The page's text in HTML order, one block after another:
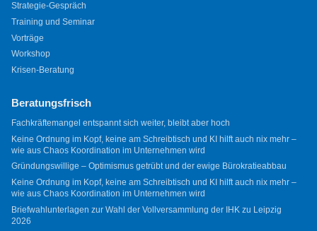
Strategie-Gespräch
Training und Seminar
Vorträge
Workshop
Krisen-Beratung
Beratungsfrisch
Fachkräftemangel entspannt sich weiter, bleibt aber hoch
Keine Ordnung im Kopf, keine am Schreibtisch und KI hilft auch nix mehr –
wie aus Chaos Koordination im Unternehmen wird
Gründungswillige – Optimismus getrübt und der ewige Bürokratieabbau
Keine Ordnung im Kopf, keine am Schreibtisch und KI hilft auch nix mehr –
wie aus Chaos Koordination im Unternehmen wird
Briefwahlunterlagen zur Wahl der Vollversammlung der IHK zu Leipzig
2026